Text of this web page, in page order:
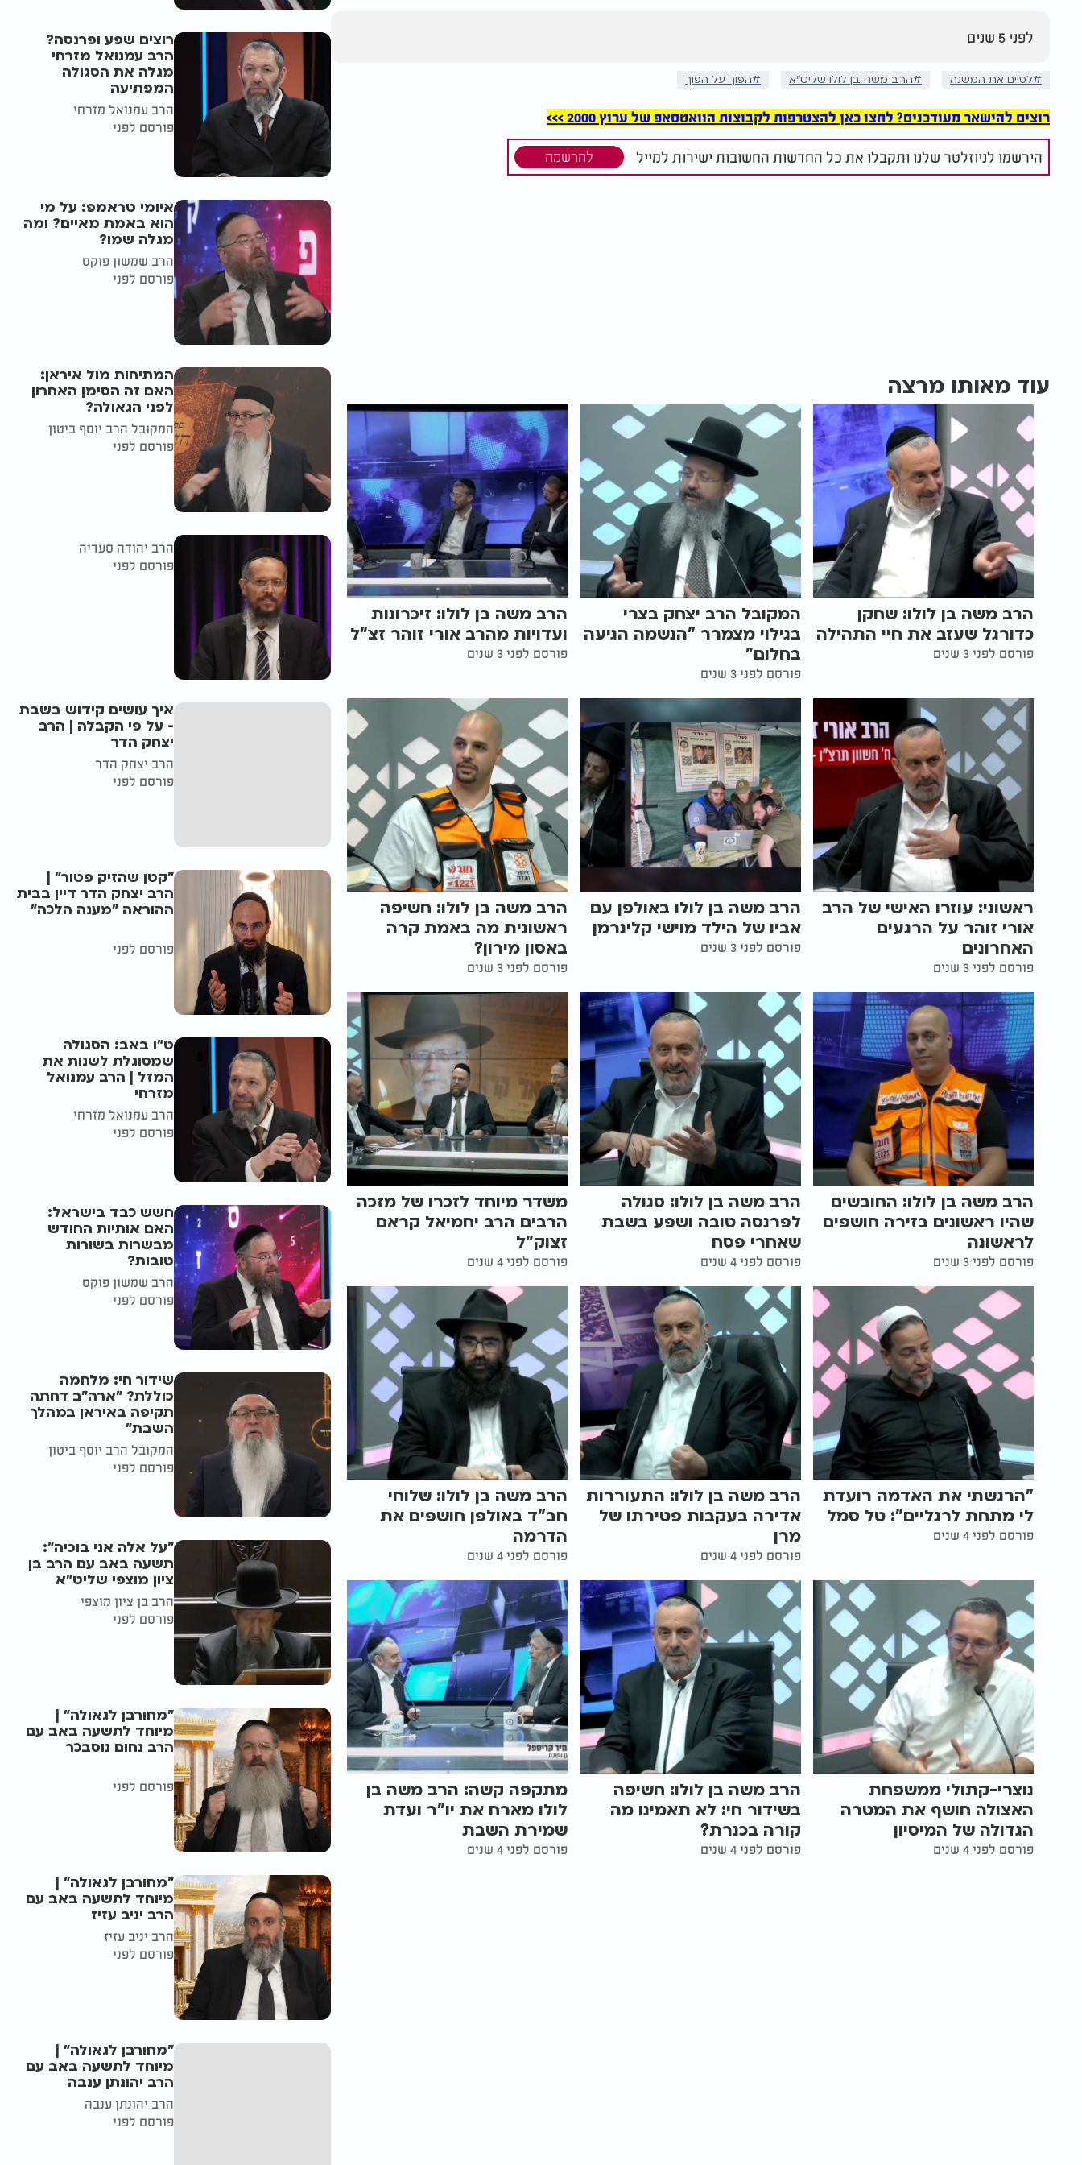
לפני 5 שנים
לסיים את המשנה הרב משה בן לולו שליט"א הפוך על הפוך
רוצים להישאר מעודכנים? לחצו כאן להצטרפות לקבוצות הוואטסאפ של ערוץ 2000 >>>
הירשמו לניוזלטר שלנו ותקבלו את כל החדשות החשובות ישירות למייל להרשמה
עוד מאותו מרצה
הרב משה בן לולו: שחקן
כדורגל שעזב את חיי התהילה
פורסם לפני 3 שנים
המקובל הרב יצחק בצרי
בגילוי מצמרר "הנשמה הגיעה
בחלום"
פורסם לפני 3 שנים
הרב משה בן לולו: זיכרונות
ועדויות מהרב אורי זוהר זצ"ל
פורסם לפני 3 שנים
ראשוני: עוזרו האישי של הרב
אורי זוהר על הרגעים
האחרונים
פורסם לפני 3 שנים
הרב משה בן לולו באולפן עם
אביו של הילד מוישי קלינרמן
פורסם לפני 3 שנים
הרב משה בן לולו: חשיפה
ראשונית מה באמת קרה
באסון מירון?
פורסם לפני 3 שנים
הרב משה בן לולו: החובשים
שהיו ראשונים בזירה חושפים
לראשונה
פורסם לפני 3 שנים
הרב משה בן לולו: סגולה
לפרנסה טובה ושפע בשבת
שאחרי פסח
פורסם לפני 4 שנים
משדר מיוחד לזכרו של מזכה
הרבים הרב יחמיאל קראם
זצוק"ל
פורסם לפני 4 שנים
"הרגשתי את האדמה רועדת
לי מתחת לרגליים": טל סמל
פורסם לפני 4 שנים
הרב משה בן לולו: התעוררות
אדירה בעקבות פטירתו של
מרן
פורסם לפני 4 שנים
הרב משה בן לולו: שלוחי
חב"ד באולפן חושפים את
הדרמה
פורסם לפני 4 שנים
נוצרי-קתולי ממשפחת
האצולה חושף את המטרה
הגדולה של המיסיון
פורסם לפני 4 שנים
הרב משה בן לולו: חשיפה
בשידור חי: לא תאמינו מה
קורה בכנרת?
פורסם לפני 4 שנים
מתקפה קשה: הרב משה בן
לולו מארח את יו"ר ועדת
שמירת השבת
פורסם לפני 4 שנים
רוצים שפע ופרנסה?
הרב עמנואל מזרחי
מגלה את הסגולה
המפתיעה
הרב עמנואל מזרחי
פורסם לפני
איומי טראמפ: על מי
הוא באמת מאיים? ומה
מגלה שמו?
הרב שמשון פוקס
פורסם לפני
המתיחות מול איראן:
האם זה הסימן האחרון
לפני הגאולה?
המקובל הרב יוסף ביטון
פורסם לפני
הרב יהודה סעדיה
פורסם לפני
איך עושים קידוש בשבת
- על פי הקבלה | הרב
יצחק הדר
הרב יצחק הדר
פורסם לפני
"קטן שהזיק פטור" |
הרב יצחק הדר דיין בבית
ההוראה "מענה הלכה"
פורסם לפני
ט"ו באב: הסגולה
שמסוגלת לשנות את
המזל | הרב עמנואל
מזרחי
הרב עמנואל מזרחי
פורסם לפני
חשש כבד בישראל:
האם אותיות החודש
מבשרות בשורות
טובות?
הרב שמשון פוקס
פורסם לפני
שידור חי: מלחמה
כוללת? ״ארה"ב דחתה
תקיפה באיראן במהלך
השבת״
המקובל הרב יוסף ביטון
פורסם לפני
"על אלה אני בוכיה":
תשעה באב עם הרב בן
ציון מוצפי שליט"א
הרב בן ציון מוצפי
פורסם לפני
"מחורבן לגאולה" |
מיוחד לתשעה באב עם
הרב נחום נוסבכר
פורסם לפני
"מחורבן לגאולה" |
מיוחד לתשעה באב עם
הרב יניב עזיז
הרב יניב עזיז
פורסם לפני
"מחורבן לגאולה" |
מיוחד לתשעה באב עם
הרב יהונתן ענבה
הרב יהונתן ענבה
פורסם לפני